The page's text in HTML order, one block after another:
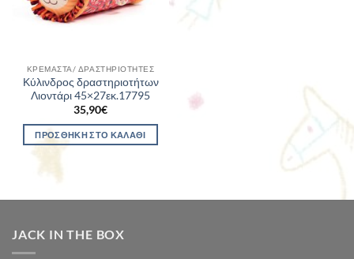
ΚΡΕΜΑΣΤΆ/ ΔΡΑΣΤΗΡΙΌΤΗΤΕΣ
Κύλινδρος δραστηριοτήτων
Λιοντάρι 45×27εκ.17795
35,90€
ΠΡΟΣΘΉΚΗ ΣΤΟ ΚΑΛΆΘΙ
JACK IN THE BOX